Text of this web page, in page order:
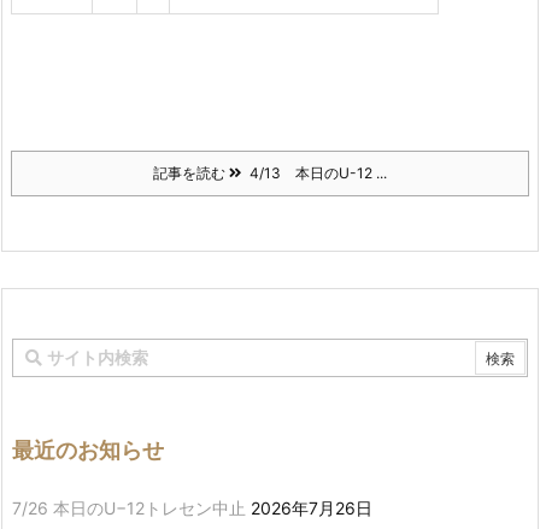
記事を読む 4/13 本日のU-12 ...
最近のお知らせ
7/26 本日のU−12トレセン中止 2026年7月26日